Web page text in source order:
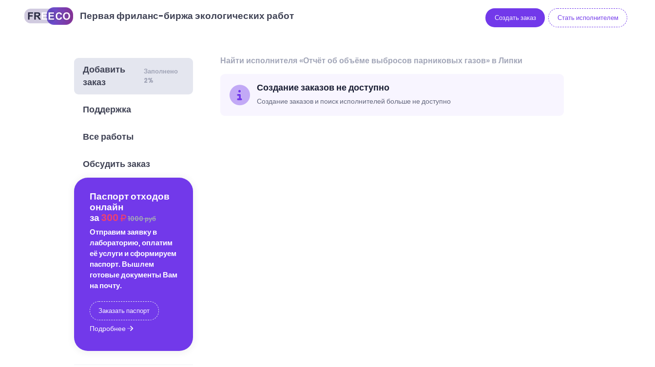
Первая фриланс-биржа экологических работ Создать заказ Стать исполнителем
Добавить
заказ
Заполнено
2%
Поддержка
Все работы
Обсудить заказ
Паспорт отходов
онлайн
за300 1000 руб
Отправим заявку в
лабораторию, оплатим
её услуги и сформируем
паспорт. Вышлем
готовые документы Вам
на почту.
Заказать паспорт
Подробнее
Найти исполнителя «Отчёт об объёме выбросов парниковых газов» в Липки
Создание заказов не доступно
Создание заказов и поиск исполнителей больше не доступно